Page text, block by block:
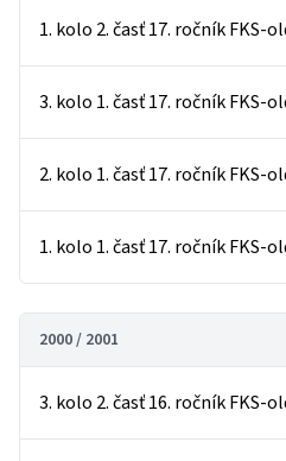
1. kolo 2. časť 17. ročník FKS-
3. kolo 1. časť 17. ročník FKS-
2. kolo 1. časť 17. ročník FKS-
1. kolo 1. časť 17. ročník FKS-
2000 / 2001
3. kolo 2. časť 16. ročník FKS-